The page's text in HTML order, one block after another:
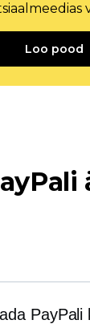
Loo pood
PayPali